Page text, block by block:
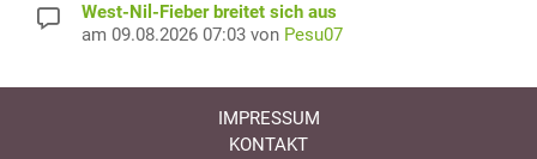
West-Nil-Fieber breitet sich aus
am 09.08.2026 07:03 von Pesu07
IMPRESSUM
KONTAKT